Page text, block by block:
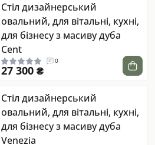
Стіл дизайнерський
овальний, для вітальні, кухні,
для бізнесу з масиву дуба
Cent
0
27 300 ₴
Стіл дизайнерський
овальний, для вітальні, кухні,
для бізнесу з масиву дуба
Venezia